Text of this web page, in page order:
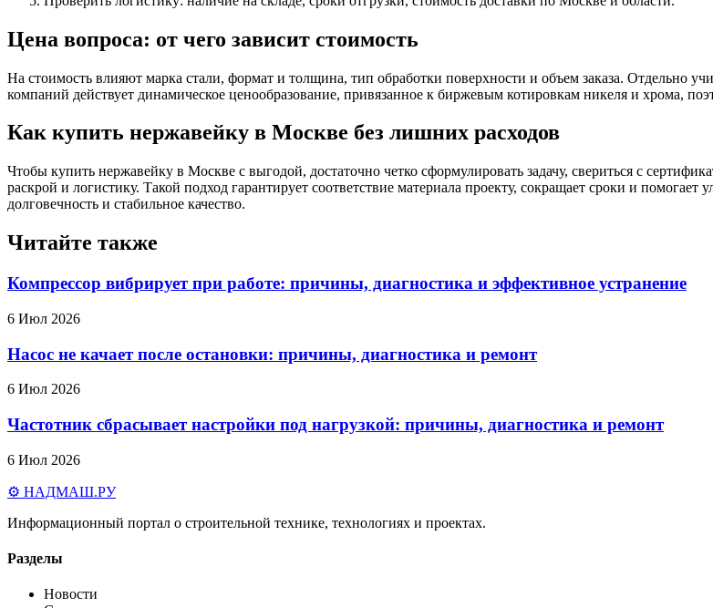
Цена вопроса: от чего зависит стоимость
На стоимость влияют марка стали, формат и толщина, тип обработки поверхности и объем заказа. Отдельно
компаний действует динамическое ценообразование, привязанное к биржевым котировкам никеля и хрома,
Как купить нержавейку в Москве без лишних расходов
Чтобы купить нержавейку в Москве с выгодой, достаточно четко сформулировать задачу, свериться с
раскрой и логистику. Такой подход гарантирует соответствие материала проекту, сокращает сроки и
долговечность и стабильное качество.
Читайте также
Компрессор вибрирует при работе: причины, диагностика и эффективное устранение
6 Июл 2026
Насос не качает после остановки: причины, диагностика и ремонт
6 Июл 2026
Частотник сбрасывает настройки под нагрузкой: причины, диагностика и ремонт
6 Июл 2026
⚙️ НАДМАШ.РУ
Информационный портал о строительной технике, технологиях и проектах.
Разделы
Новости